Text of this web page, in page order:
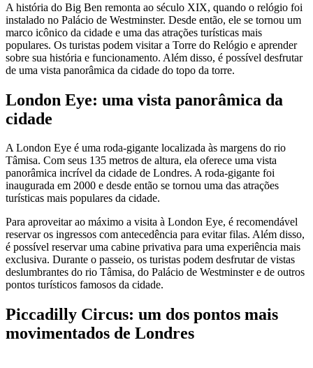
A história do Big Ben remonta ao século XIX, quando o relógio foi
instalado no Palácio de Westminster. Desde então, ele se tornou um
marco icônico da cidade e uma das atrações turísticas mais
populares. Os turistas podem visitar a Torre do Relógio e aprender
sobre sua história e funcionamento. Além disso, é possível desfrutar
de uma vista panorâmica da cidade do topo da torre.
London Eye: uma vista panorâmica da
cidade
A London Eye é uma roda-gigante localizada às margens do rio
Tâmisa. Com seus 135 metros de altura, ela oferece uma vista
panorâmica incrível da cidade de Londres. A roda-gigante foi
inaugurada em 2000 e desde então se tornou uma das atrações
turísticas mais populares da cidade.
Para aproveitar ao máximo a visita à London Eye, é recomendável
reservar os ingressos com antecedência para evitar filas. Além disso,
é possível reservar uma cabine privativa para uma experiência mais
exclusiva. Durante o passeio, os turistas podem desfrutar de vistas
deslumbrantes do rio Tâmisa, do Palácio de Westminster e de outros
pontos turísticos famosos da cidade.
Piccadilly Circus: um dos pontos mais
movimentados de Londres